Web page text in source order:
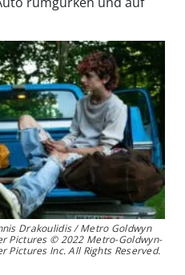
Drakoulidis / Metro Goldwyn
Pictures © 2022 Metro-Goldwyn-
Pictures Inc. All Rights Reserved.